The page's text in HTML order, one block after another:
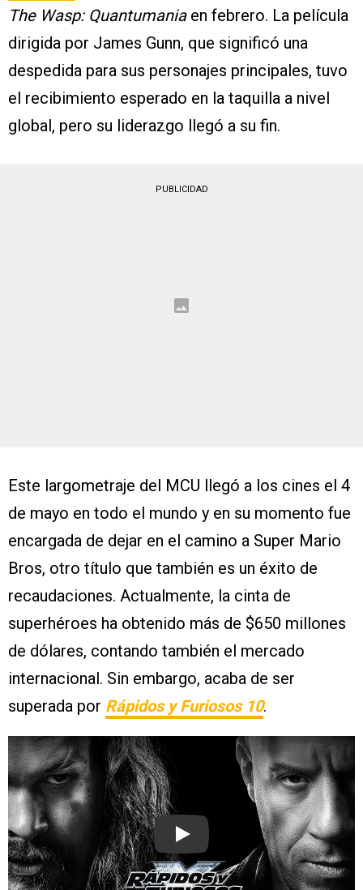
The Wasp: Quantumania en febrero. La película
dirigida por James Gunn, que significó una
despedida para sus personajes principales, tuvo
el recibimiento esperado en la taquilla a nivel
global, pero su liderazgo llegó a su fin.
PUBLICIDAD
Este largometraje del MCU llegó a los cines el 4
de mayo en todo el mundo y en su momento fue
encargada de dejar en el camino a Super Mario
Bros, otro título que también es un éxito de
recaudaciones. Actualmente, la cinta de
superhéroes ha obtenido más de $650 millones
de dólares, contando también el mercado
internacional. Sin embargo, acaba de ser
superada por Rápidos y Furiosos 10.
Play